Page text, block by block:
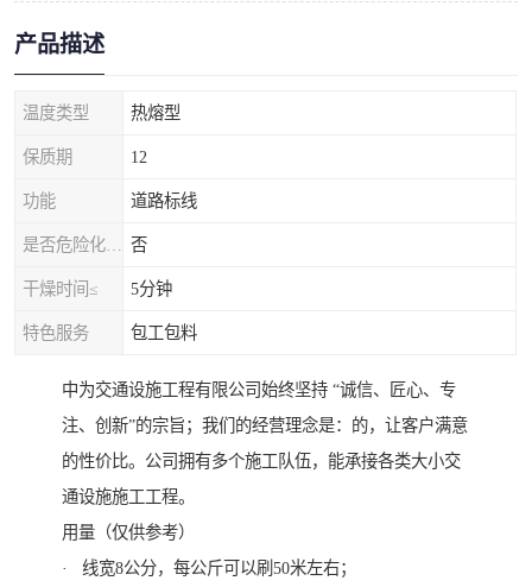
产品描述
温度类型 热熔型
保质期 12
功能 道路标线
否
干燥时间≤ 5分钟
特色服务 包工包料
中为交通设施工程有限公司始终坚持 “诚信、匠心、专
注、创新”的宗旨；我们的经营理念是：的，让客户满意
的性价比。公司拥有多个施工队伍，能承接各类大小交
通设施施工工程。
用量（仅供参考）
· 线宽8公分，每公斤可以刷50米左右；